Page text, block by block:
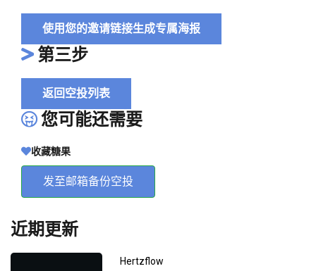
使用您的邀请链接生成专属海报
第三步
返回空投列表
您可能还需要
收藏糖果
发至邮箱备份空投
近期更新
Hertzflow